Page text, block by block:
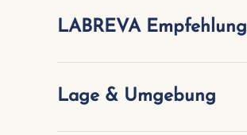
LABREVA Empfehlung
Lage & Umgebung